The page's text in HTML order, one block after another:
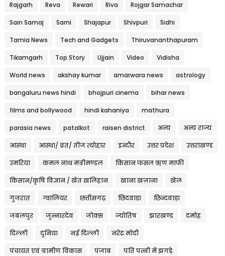
Rajgarh Reva Rewari Riva Rojgar Samachar
Sain Samaj Sarni Shajapur Shivpuri Sidhi
Tamia News Tech and Gadgets Thiruvananthapuram
Tikamgarh Top Story Ujjain Video Vidisha
World news akshay kumar amarwara news astrology
bangaluru news hindi bhojpuri cinema bihar news
films and bollywood hindi kahaniya mathura
parasia news patalkot raisen district अन्य अन्य राज्य
आस्था आस्था/ व्रत/ तीज त्‍योहार इन्दौर उत्तर प्रदेश उत्तराखण्ड
उमरिया कमल नाथ मंत्रीमण्डल किसान फसल ऋण माफी
किसान/कृषि विज्ञान / खेत खलिहान खाना खज़ाना खेल
गुजरात ग्वालियर छत्तीसगढ़ छिंदवाड़ा छिन्दवाड़ा
जबलपुर जुन्नारदेव जोक्स ज्योतिष झारखण्ड दमोह
दिल्ली दुनिया नई दिल्ली नरेंद्र मोदी
पंचायत एवं ग्रामीण विकास पंजाब पति पत्नी में झगड़े